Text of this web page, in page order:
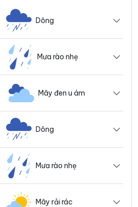
Dông
Mưa rào nhẹ
Mây đen u ám
Dông
Mưa rào nhẹ
Mây rải rác